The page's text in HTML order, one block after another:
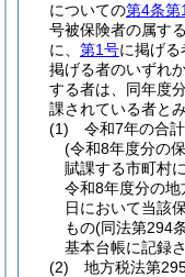
についての第4条第
号被保険者の属す
に、 第1号に掲げる
掲げる者のいずれ
する者は、同年度
課されている者とみ
(1)
令和7年の合
(令和8年度分の
賦課する市町村
令和8年度分の
日において当該
もの(同法第294
基本台帳に記録
(2)
地方税法第